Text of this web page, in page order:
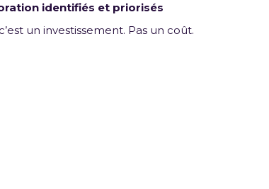
identifiés et priorisés
un investissement. Pas un coût.